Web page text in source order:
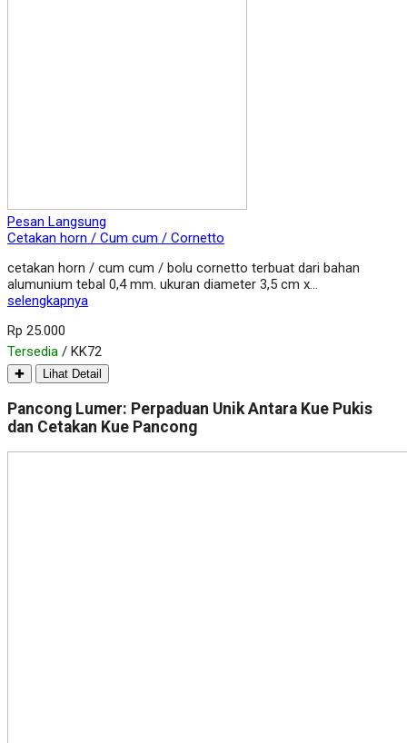
Pesan Langsung
Cetakan horn / Cum cum / Cornetto
cetakan horn / cum cum / bolu cornetto terbuat dari bahan
alumunium tebal 0,4 mm. ukuran diameter 3,5 cm x…
selengkapnya
Rp 25.000
Tersedia / KK72
✚ Lihat Detail
Pancong Lumer: Perpaduan Unik Antara Kue Pukis
dan Cetakan Kue Pancong